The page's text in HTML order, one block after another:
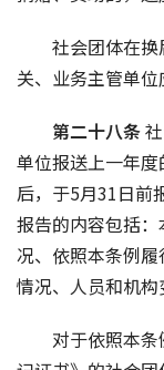
社会团体在
关、业务主管单位
第二十八条
单位报送上一年
后，于5月31日前
报告的内容包括
况、依照本条例
情况、人员和机构
对于依照本